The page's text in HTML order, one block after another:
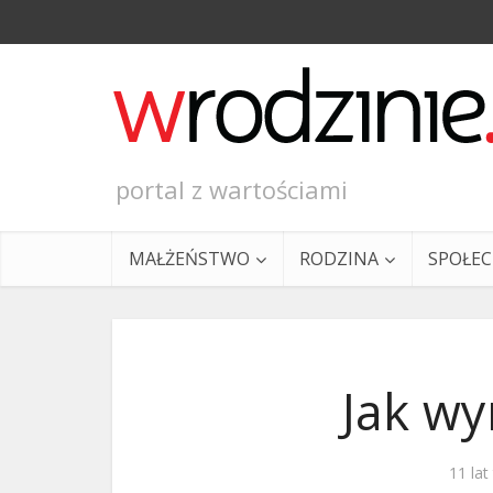
portal z wartościami
MAŁŻEŃSTWO RODZINA
Jak
11